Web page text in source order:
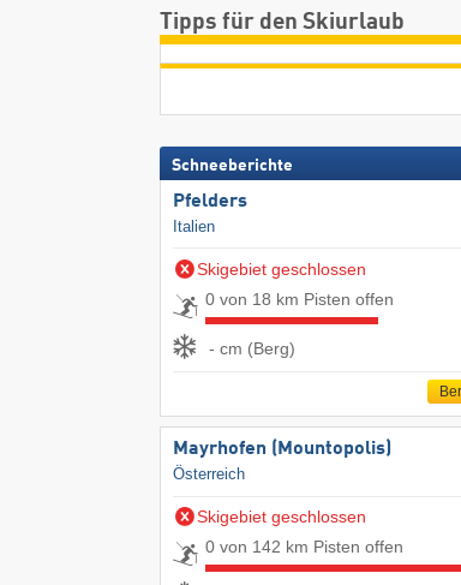
Tipps für den Skiurlaub
Schneeberichte
Pfelders
Italien
Skigebiet geschlossen
0 von 18 km Pisten offen
- cm (Berg)
Mayrhofen (Mountopolis)
Österreich
Skigebiet geschlossen
0 von 142 km Pisten offen